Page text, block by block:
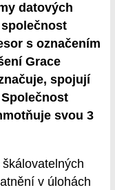
datových
s označením
Grace
spojují
Společnost
svou 3
v úlohách